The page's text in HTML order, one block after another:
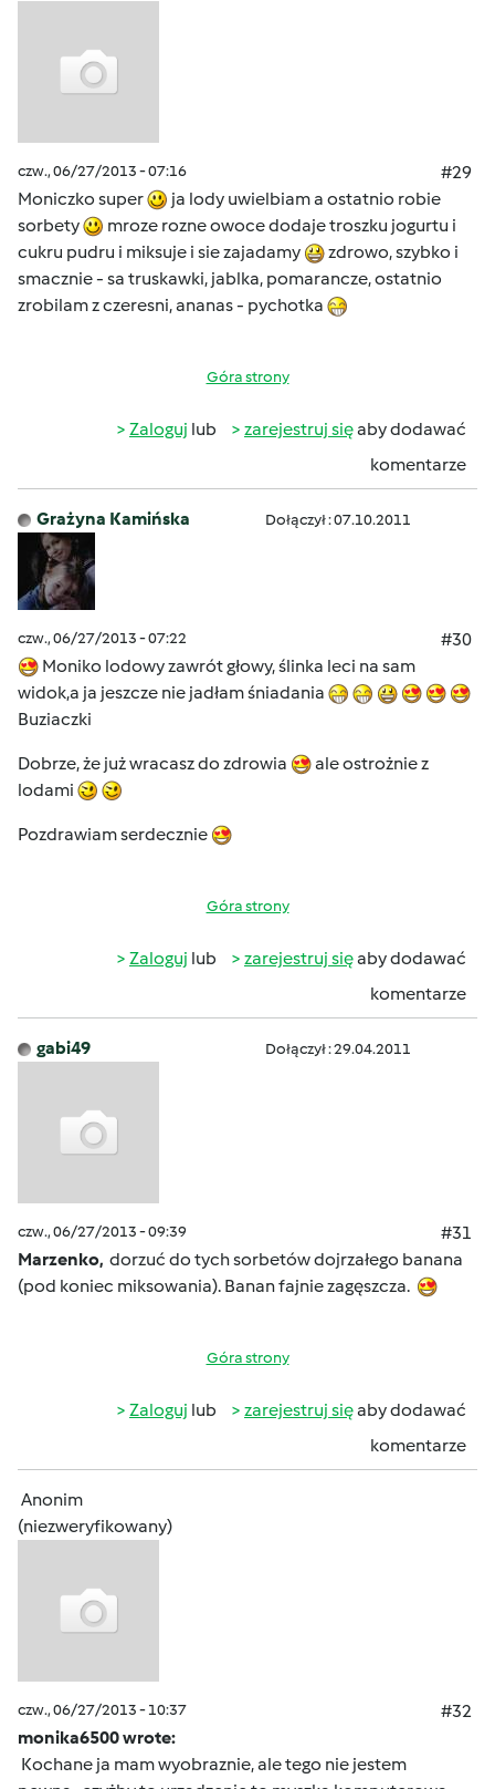
czw., 06/27/2013 - 07:16
#29
Moniczko super
ja lody uwielbiam a ostatnio robie
sorbety
mroze rozne owoce dodaje troszku jogurtu i
cukru pudru i miksuje i sie zajadamy
zdrowo, szybko i
smacznie - sa truskawki, jablka, pomarancze, ostatnio
zrobilam z czeresni, ananas - pychotka
Góra strony
Zaloguj lub zarejestruj sięaby dodawać
komentarze
Grażyna Kamińska Dołączył : 07.10.2011
czw., 06/27/2013 - 07:22
#30
Moniko lodowy zawrót głowy, ślinka leci na sam
widok,a ja jeszcze nie jadłam śniadania
Buziaczki
Dobrze, że już wracasz do zdrowia
ale ostrożnie z
lodami
Pozdrawiam serdecznie
Góra strony
Zaloguj lub zarejestruj sięaby dodawać
komentarze
gabi49 Dołączył : 29.04.2011
czw., 06/27/2013 - 09:39
#31
Marzenko, dorzuć do tych sorbetów dojrzałego banana
(pod koniec miksowania). Banan fajnie zagęszcza.
Góra strony
Zaloguj lub zarejestruj sięaby dodawać
komentarze
Anonim
(niezweryfikowany)
czw., 06/27/2013 - 10:37
#32
monika6500 wrote:
Kochane ja mam wyobraznie, ale tego nie jestem